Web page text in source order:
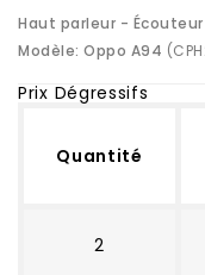
Haut parleur -
Modèle: Oppo A94
Prix Dégressifs
Quantité
2